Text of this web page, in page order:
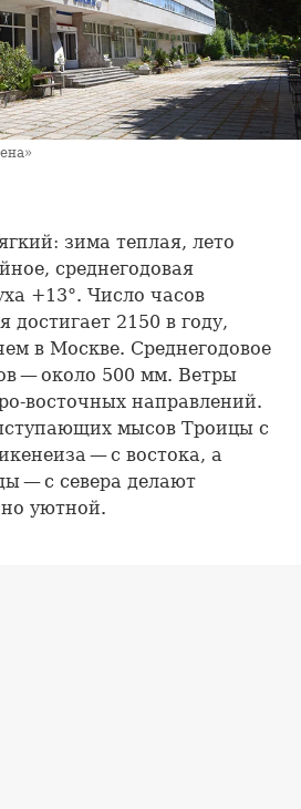
зима теплая, лето
среднегодовая
+13°. Число часов
достигает 2150 в году,
в Москве. Среднегодовое
— около 500 мм. Ветры
восточных направлений.
мысов Троицы с
— с востока, а
— с севера делают
уютной.